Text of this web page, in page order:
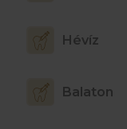
Hévíz
Balaton